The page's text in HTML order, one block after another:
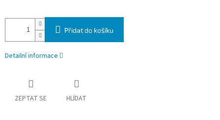
Přidat do košíku
Detailní informace
ZEPTAT SE HLÍDAT